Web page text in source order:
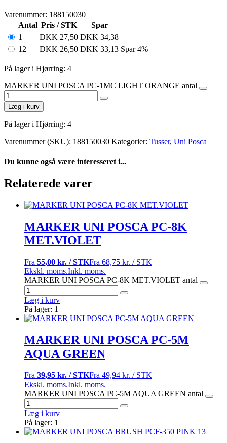
Varenummer: 188150030
Antal Pris / STK
Spar
1
DKK 27,50 DKK 34,38
12
DKK 26,50 DKK 33,13 Spar 4%
På lager i Hjørring: 4
MARKER UNI POSCA PC-1MC LIGHT ORANGE antal
Læg i kurv
På lager i Hjørring: 4
Varenummer (SKU): 188150030 Kategorier: Tusser, Uni Posca
Du kunne også være interesseret i...
Relaterede varer
MARKER UNI POSCA PC-8K
MET.VIOLET
Fra 55,00 kr. / STKFra 68,75 kr. / STK
Ekskl. moms.Inkl. moms.
MARKER UNI POSCA PC-8K MET.VIOLET antal
Læg i kurv
På lager: 1
MARKER UNI POSCA PC-5M
AQUA GREEN
Fra 39,95 kr. / STKFra 49,94 kr. / STK
Ekskl. moms.Inkl. moms.
MARKER UNI POSCA PC-5M AQUA GREEN antal
Læg i kurv
På lager: 1